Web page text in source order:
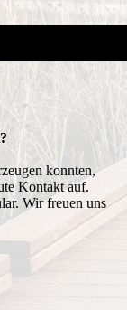
konnten,
Kontakt auf.
Wir freuen uns